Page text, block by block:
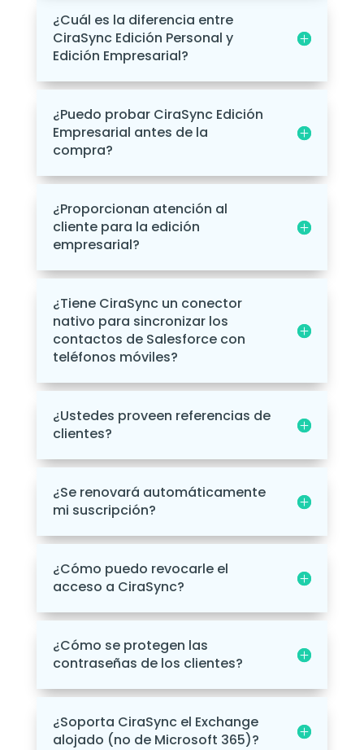
¿Cuál es la diferencia entre
CiraSync Edición Personal y
Edición Empresarial?
¿Puedo probar CiraSync Edición
Empresarial antes de la
compra?
¿Proporcionan atención al
cliente para la edición
empresarial?
¿Tiene CiraSync un conector
nativo para sincronizar los
contactos de Salesforce con
teléfonos móviles?
¿Ustedes proveen referencias de
clientes?
¿Se renovará automáticamente
mi suscripción?
¿Cómo puedo revocarle el
acceso a CiraSync?
¿Cómo se protegen las
contraseñas de los clientes?
¿Soporta CiraSync el Exchange
alojado (no de Microsoft 365)?